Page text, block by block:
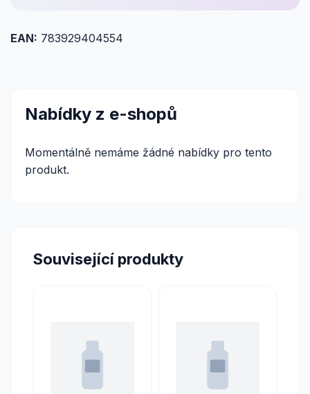
EAN: 783929404554
Nabídky z e-shopů
Momentálně nemáme žádné nabídky pro tento
produkt.
Související produkty